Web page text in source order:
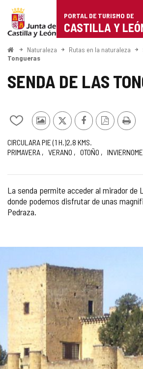
Portal
de
Turismo
de
Castilla
León
PORTAL DE TURISMO DE
CASTILLA Y
InicioNaturaleza Rutas en la naturaleza
Tongueras
SENDA DE LAS
Añadir/quitar
mis
cuadernos
Fotos
otros
turistas
X FacebookVersión
Trayecto
CIRCULAR
Medio A PIE (1 H. )
Longitud 2,8 KMS.
Recomendada
PRIMAVERA VERANO OTOÑO INVIERNO
Dificultad
de
ruta
Enlace
a
externa
La senda permite acceder al mirador de
donde podemos disfrutar de unas
Pedraza.
GALERÍA
DE
IMÁGENES